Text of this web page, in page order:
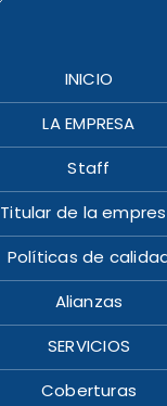
INICIO
LA EMPRESA
Staff
Titular de la
Políticas de
Alianzas
SERVICIOS
Coberturas